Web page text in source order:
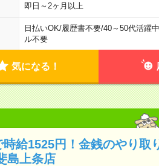
即日～2ヶ月以上
日払いOK/履歴書不要/40～50代活躍中
ル不要
気になる！
時給1525円！金銭のやり
島上条店